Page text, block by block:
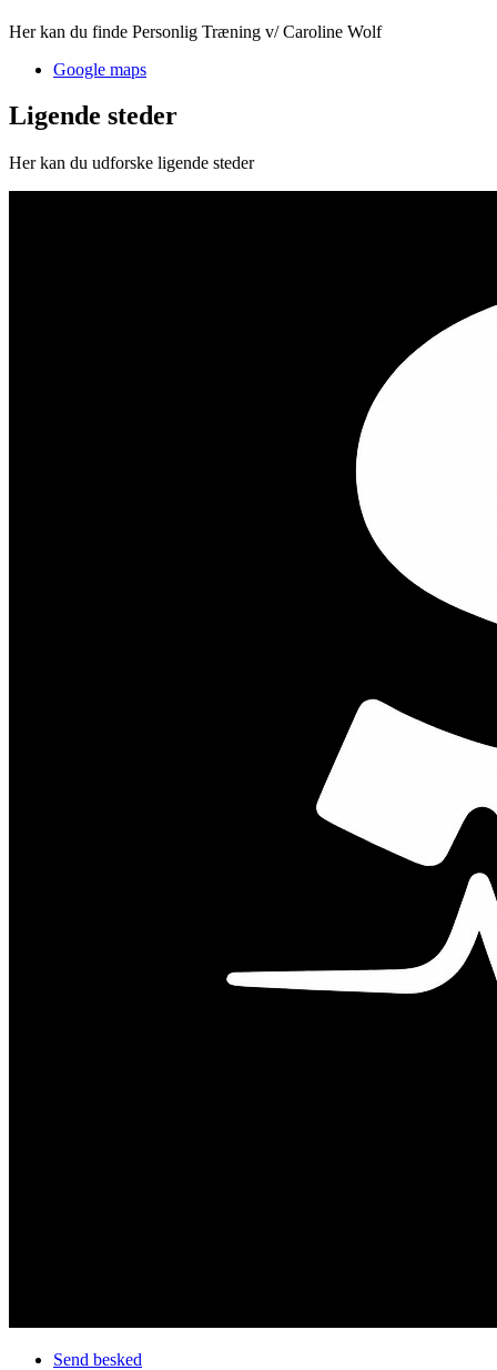
Her kan du finde Personlig Træning v/ Caroline Wolf
Google maps
Ligende steder
Her kan du udforske ligende steder
Send besked